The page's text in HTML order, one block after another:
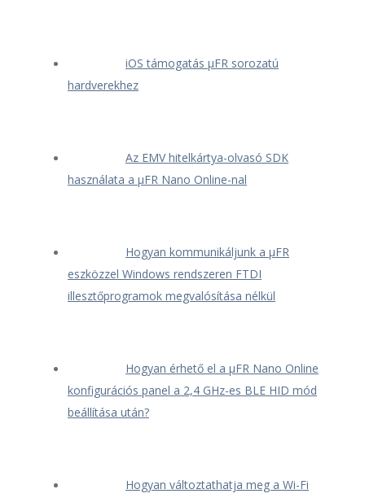
iOS támogatás μFR sorozatú
hardverekhez
Az EMV hitelkártya-olvasó SDK
használata a μFR Nano Online-nal
Hogyan kommunikáljunk a μFR
eszközzel Windows rendszeren FTDI
illesztőprogramok megvalósítása nélkül
Hogyan érhető el a μFR Nano Online
konfigurációs panel a 2,4 GHz-es BLE HID mód
beállítása után?
Hogyan változtathatja meg a Wi-Fi